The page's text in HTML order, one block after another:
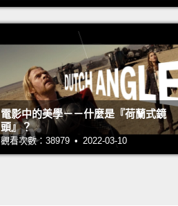
電影中的美學－－什麼是『荷蘭式鏡
頭』？
觀看次數：38979 • 2022-03-10